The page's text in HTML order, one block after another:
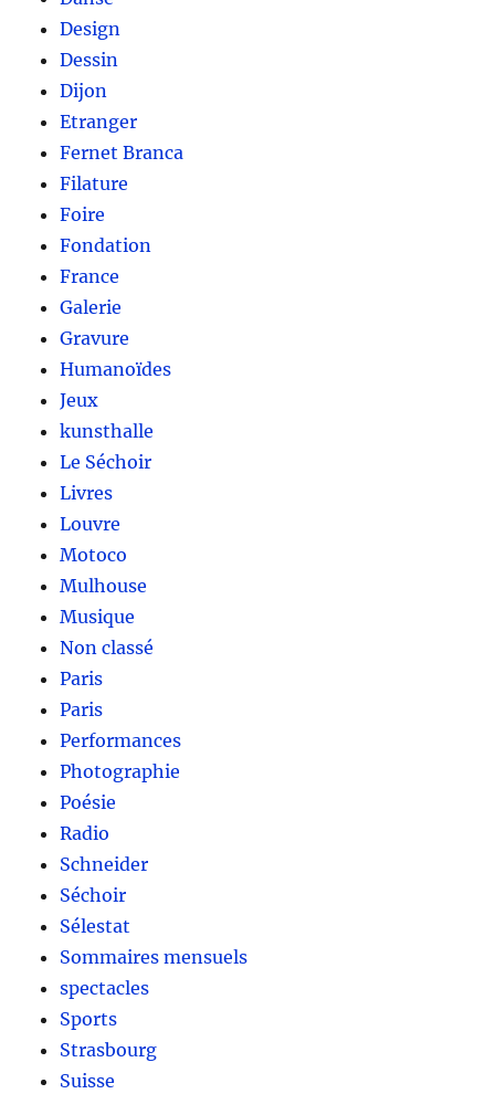
Design
Dessin
Dijon
Etranger
Fernet Branca
Filature
Foire
Fondation
France
Galerie
Gravure
Humanoïdes
Jeux
kunsthalle
Le Séchoir
Livres
Louvre
Motoco
Mulhouse
Musique
Non classé
Paris
Paris
Performances
Photographie
Poésie
Radio
Schneider
Séchoir
Sélestat
Sommaires mensuels
spectacles
Sports
Strasbourg
Suisse